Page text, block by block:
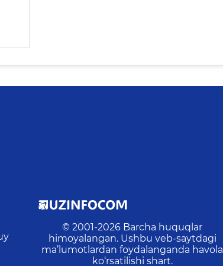
© 2001-2026 Barcha huquqlar
himoyalangan. Ushbu veb-saytdagi
ma’lumotlardan foydalanganda havola
ko‘rsatilishi shart.